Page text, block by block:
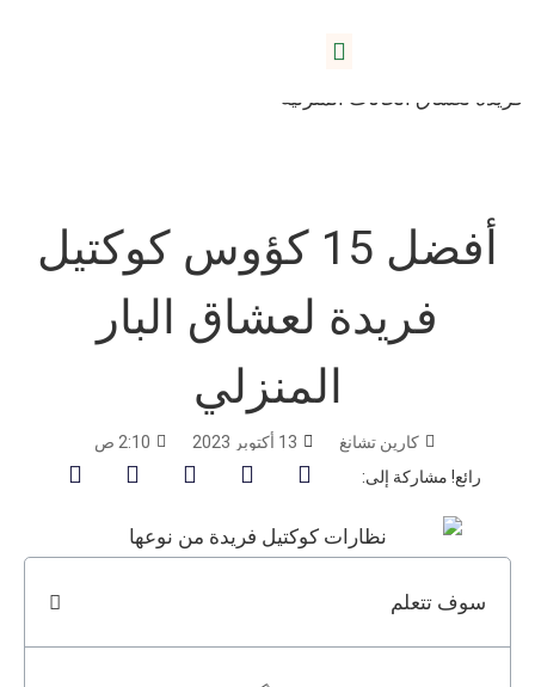
نظارات الكوكتيل
فريدة لعشاق الحانات المنزلية
أفضل 15 كؤوس كوكتيل
فريدة لعشاق البار
المنزلي
كارين تشانغ 13 أكتوبر 2023
2:10 ص
رائع! مشاركة إلى:
سوف تتعلم